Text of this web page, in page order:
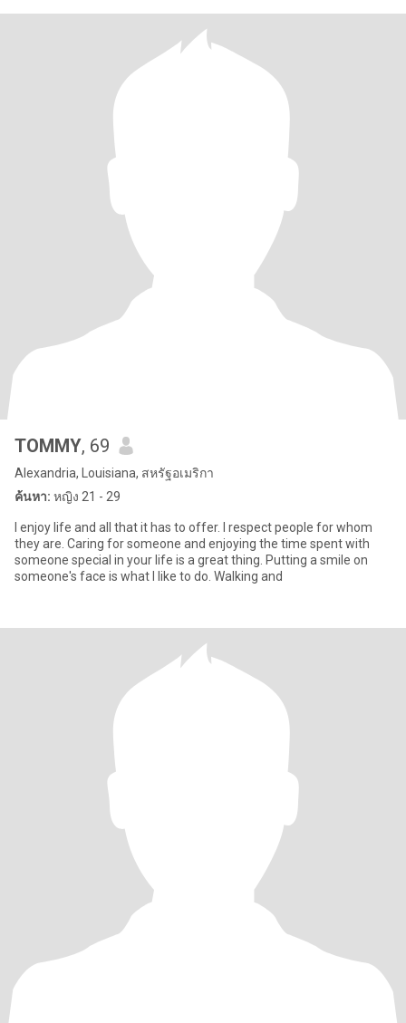
TOMMY, 69
Alexandria, Louisiana, สหรัฐอเมริกา
ค้นหา: หญิง 21 - 29
I enjoy life and all that it has to offer. I respect people for whom
they are. Caring for someone and enjoying the time spent with
someone special in your life is a great thing. Putting a smile on
someone's face is what I like to do. Walking and